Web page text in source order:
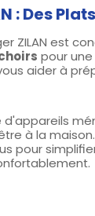
: Des
ZILAN est
pour
aider à
d'appareils
à la
pour